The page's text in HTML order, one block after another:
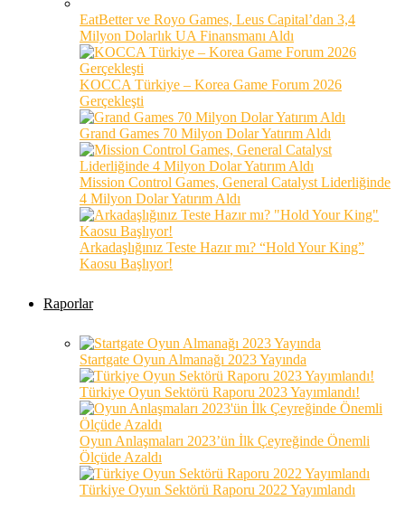
EatBetter ve Royo Games, Leus Capital’dan 3,4
Milyon Dolarlık UA Finansmanı Aldı
KOCCA Türkiye – Korea Game Forum 2026
Gerçekleşti
Grand Games 70 Milyon Dolar Yatırım Aldı
Mission Control Games, General Catalyst Liderliğinde
4 Milyon Dolar Yatırım Aldı
Arkadaşlığınız Teste Hazır mı? “Hold Your King”
Kaosu Başlıyor!
Raporlar
Startgate Oyun Almanağı 2023 Yayında
Türkiye Oyun Sektörü Raporu 2023 Yayımlandı!
Oyun Anlaşmaları 2023’ün İlk Çeyreğinde Önemli
Ölçüde Azaldı
Türkiye Oyun Sektörü Raporu 2022 Yayımlandı